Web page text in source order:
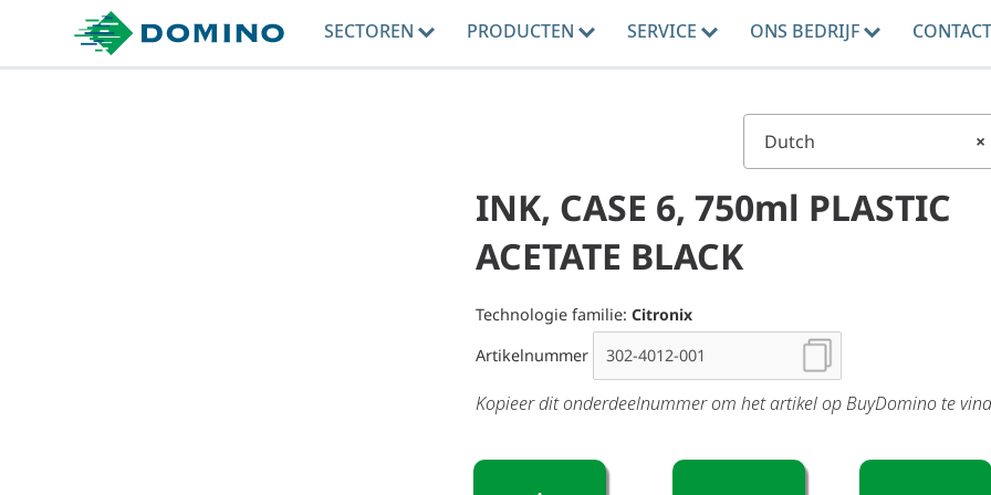
SECTOREN PRODUCTEN SERVICE ONS BEDRIJF CONTACT
×
Dutch
INK, CASE 6, 750ml PLASTIC
ACETATE BLACK
Technologie familie: Citronix
Artikelnummer
Kopieer dit onderdeelnummer om het artikel op BuyDomino te